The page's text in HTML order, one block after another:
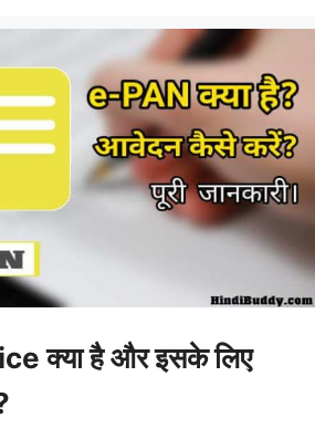
क्या है और इसके लिए